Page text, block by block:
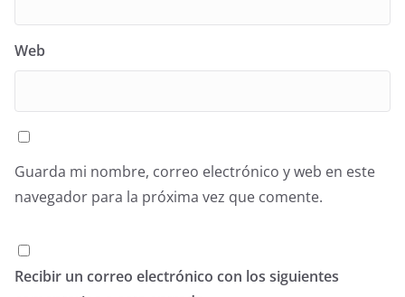
Web
Guarda mi nombre, correo electrónico y web en este
navegador para la próxima vez que comente.
Recibir un correo electrónico con los siguientes